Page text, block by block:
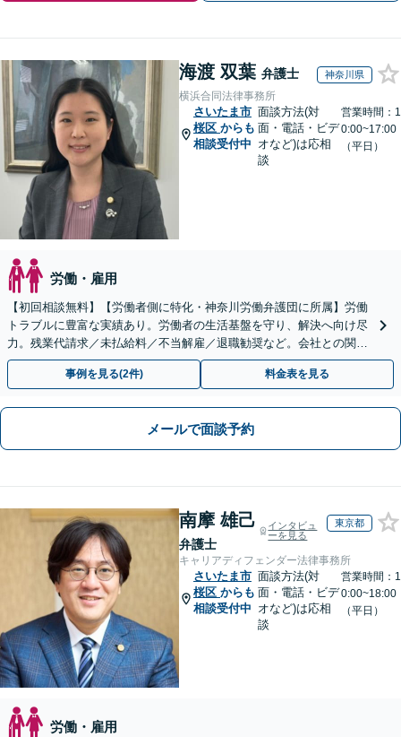
海渡 双葉 弁護士 神奈川県
横浜合同法律事務所
さいたま市
桜区 からも
相談受付中
面談方法(対
面・電話・ビデ
オなど)は応相
談
営業時間：1
0:00~17:00
（平日）
労働・雇用
【初回相談無料】【労働者側に特化・神奈川労働弁護団に所属】労働
トラブルに豊富な実績あり。労働者の生活基盤を守り、解決へ向け尽
力。残業代請求／未払給料／不当解雇／退職勧奨など。会社との関係
性も考慮し、ご意向を尊重しながら丁寧に対応いたします
事例を見る(2件) 料金表を見る
メールで面談予約
南摩 雄己
弁護士
インタビュ
ーを見る
東京都
キャリアディフェンダー法律事務所
さいたま市
桜区 からも
相談受付中
面談方法(対
面・電話・ビデ
オなど)は応相
談
営業時間：1
0:00~18:00
（平日）
労働・雇用